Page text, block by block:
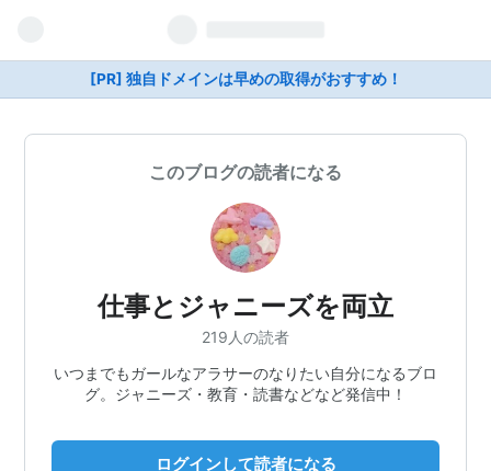
[PR] 独自ドメインは早めの取得がおすすめ！
このブログの読者になる
仕事とジャニーズを両立
219人の読者
いつまでもガールなアラサーのなりたい自分になるブロ
グ。ジャニーズ・教育・読書などなど発信中！
ログインして読者になる